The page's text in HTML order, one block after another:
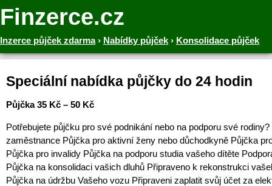
Finzerce.cz
Inzerce půjček zdarma› Nabídky půjček › Konsolidace půjček
Speciální nabídka půjčky do 24 hodin
Půjčka 35 Kč – 50 Kč
Potřebujete půjčku pro své podnikání nebo na podporu své
zaměstnance Půjčka pro aktivní ženy nebo důchodkyně Půjčka
Půjčka pro invalidy Půjčka na podporu studia vašeho dítěte
Půjčka na konsolidaci vašich dluhů Připraveno k rekonstrukci
Půjčka na údržbu Vašeho vozu Připraveni zaplatit svůj účet za